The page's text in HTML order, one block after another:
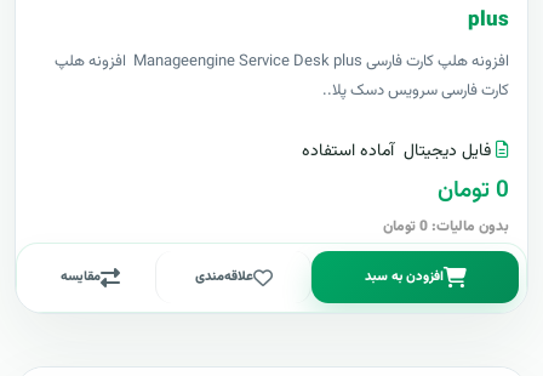
plus
افزونه هلپ کارت فارسی Manageengine Service Desk plus افزونه هلپ
کارت فارسی سرویس دسک پلا..
فایل دیجیتال آماده استفاده
0 تومان
بدون مالیات: 0 تومان
افزودن به سبد علاقه‌مندی مقایسه